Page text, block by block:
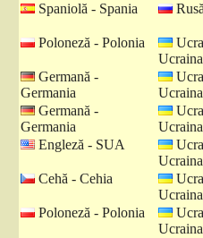
Spaniolă - Spania
Poloneză - Polonia
Ucraina
Germană -
Germania
Ucraina
Germană -
Germania
Ucraina
Engleză - SUA
Ucraina
Cehă - Cehia
Ucraina
Poloneză - Polonia
Ucraina